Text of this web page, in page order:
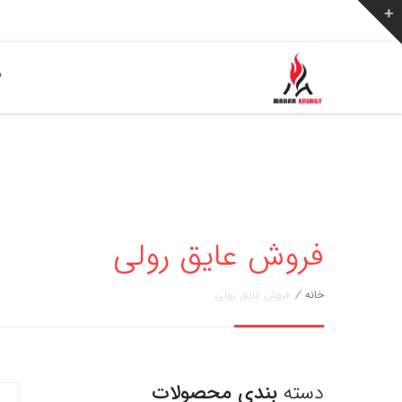
فروش عایق رولی
خانه / فروش عایق رولی
دسته بندی محصولات